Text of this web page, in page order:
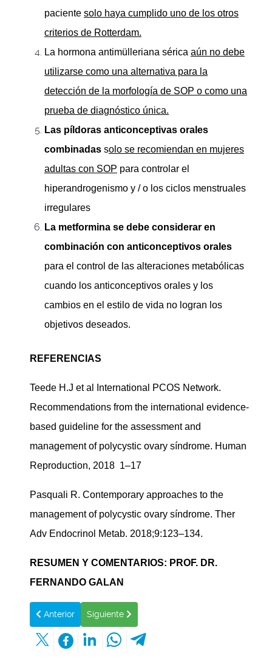
paciente solo haya cumplido uno de los otros
criterios de Rotterdam.
La hormona antimülleriana sérica aún no debe
utilizarse como una alternativa para la
detección de la morfología de SOP o como una
prueba de diagnóstico única.
Las píldoras anticonceptivas orales
combinadas solo se recomiendan en mujeres
adultas con SOP para controlar el
hiperandrogenismo y / o los ciclos menstruales
irregulares
La metformina se debe considerar en
combinación con anticonceptivos orales
para el control de las alteraciones metabólicas
cuando los anticonceptivos orales y los
cambios en el estilo de vida no logran los
objetivos deseados.
REFERENCIAS
Teede H.J et al International PCOS Network.
Recommendations from the international evidence-
based guideline for the assessment and
management of polycystic ovary síndrome. Human
Reproduction, 2018 1–17
Pasquali R. Contemporary approaches to the
management of polycystic ovary síndrome. Ther
Adv Endocrinol Metab. 2018;9:123–134.
RESUMEN Y COMENTARIOS: PROF. DR.
FERNANDO GALAN
Artículo anterior: LOS MEJORES HOSPITALES DE LOS
Anterior Artículo siguiente: ACERCA DE LA
Siguiente